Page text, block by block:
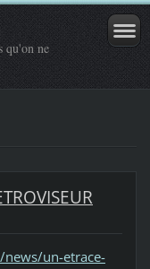
qu'on ne
un-etrace-